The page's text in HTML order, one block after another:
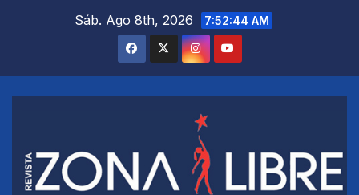
Sáb. Ago 8th, 2026 7:52:44 AM